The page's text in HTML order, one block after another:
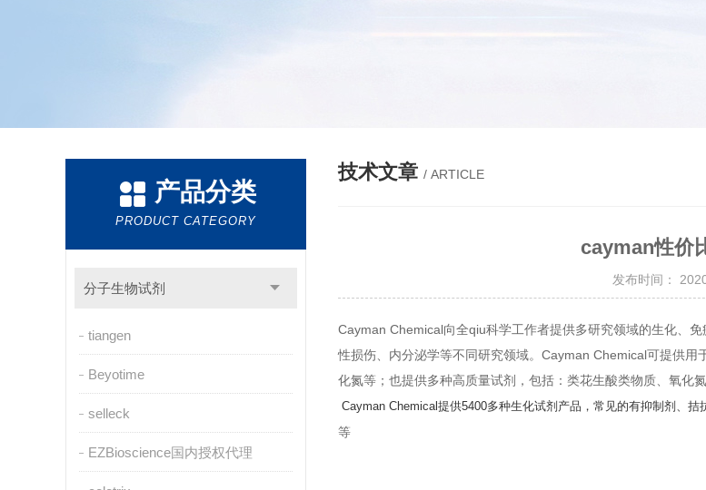
产品分类
PRODUCT CATEGORY
分子生物试剂
tiangen
Beyotime
selleck
EZBioscience国内授权代理
技术文章 / ARTICLE
cayman性价
发布时间：
Cayman Chemical向全qiu科学工作者提供多研究领域的生化、
性损伤、内分泌学等不同研究领域。Cayman Chemical可提供
化氮等；也提供多种高质量试剂，包括：类花生酸类物质、氧化
Cayman Chemical提供5400多种生化试剂产品，常见的有抑制剂、
等